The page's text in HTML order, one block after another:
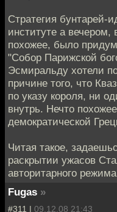
Стратегия бунтарей-
институте а вечером,
похожее, было
"Собор Парижской
Эсмиральду хотели
причине того, что
по указу короля, ни
внутрь. Нечто
демократической
Читая такое,
раскрытии ужасов
авторитарного
Fugas »
#311 | 09.12.08 21:43